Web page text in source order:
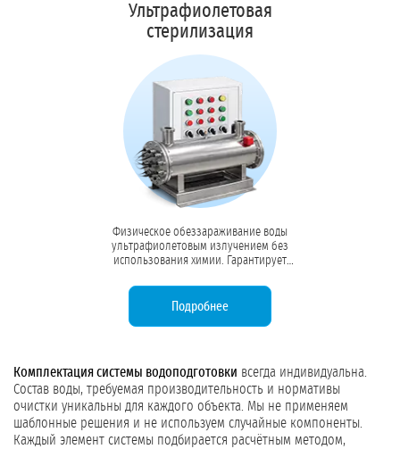
Ультрафиолетовая
стерилизация
Физическое обеззараживание воды
ультрафиолетовым излучением без
использования химии. Гарантирует
образование токсичных побочных
продуктов дезинфекции.
Подробнее
Комплектация системы водоподготовки всегда индивидуальна.
Состав воды, требуемая производительность и нормативы
очистки уникальны для каждого объекта. Мы не применяем
шаблонные решения и не используем случайные компоненты.
Каждый элемент системы подбирается расчётным методом,